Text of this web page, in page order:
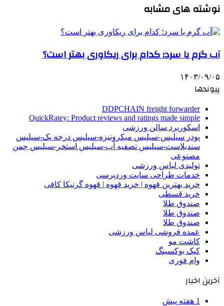
نوشته های مشابه
آب گرم یا سرد؛ کدام برای ریکاوری بهتر است؟
۱۴۰۳/۰۹/۰۵
پیوندها
DDPCHAIN freight forwarder
QuickRatey: Product reviews and ratings made simple
اسکوربرد سالن ورزشی
پودر سیلیس-سیلیس میکرونیزه-سیلیس درجه یک-سیلیس
سندبلاست-سیلیس تصفیه آب-سیلیس استخر-سیلیس چمن
مصنوعی
تولیدی لباس ورزشی
خدمات طراحی سایت وردپرسی
خرید بهترین قهوه | خرید قهوه | قهوه گرنیکا کافی
خرید قسطی
صندوق طلا
صندوق طلا
صندوق طلا
عمده فروشی لباس ورزشی
کاشت مو
کیک بوکسینگ
وام فوری
آخرین اخبار
1 هفته پیش